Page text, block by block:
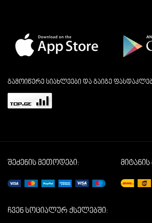
გამოიწერე სიახლეები და გაიგე
შეძენის მეთოდები:
ჩვენ სოციალურ ქსელებში: